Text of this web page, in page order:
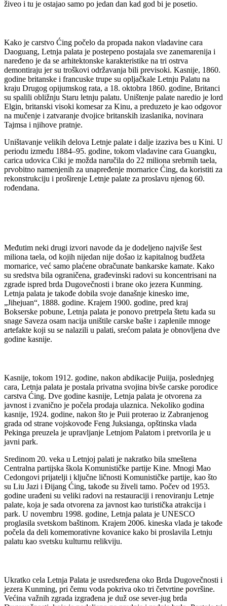
živeo i tu je ostajao samo po jedan dan kad god bi je posetio.
Kako je carstvo Ćing počelo da propada nakon vladavine cara
Daoguang, Letnja palata je postepeno postajala sve zanemarenija i
naređeno je da se arhitektonske karakteristike na tri ostrva
demontiraju jer su troškovi održavanja bili previsoki. Kasnije, 1860.
godine britanske i francuske trupe su opljačkale Letnju Palatu na
kraju Drugog opijumskog rata, a 18. oktobra 1860. godine, Britanci
su spalili obližnju Staru letnju palatu. Uništenje palate naredio je lord
Elgin, britanski visoki komesar za Kinu, a preduzeto je kao odgovor
na mučenje i zatvaranje dvojice britanskih izaslanika, novinara
Tajmsa i njihove pratnje.
Uništavanje velikih delova Letnje palate i dalje izaziva bes u Kini. U
periodu između 1884–95. godine, tokom vladavine cara Guangku,
carica udovica Ciki je možda naručila do 22 miliona srebrnih taela,
prvobitno namenjenih za unapređenje mornarice Ćing, da koristiti za
rekonstrukciju i proširenje Letnje palate za proslavu njenog 60.
rođendana.
Međutim neki drugi izvori navode da je dodeljeno najviše šest
miliona taela, od kojih nijedan nije došao iz kapitalnog budžeta
mornarice, već samo plaćene obračunate bankarske kamate. Kako
su sredstva bila ograničena, građevinski radovi su koncentrisani na
zgrade ispred brda Dugovečnosti i brane oko jezera Kunming.
Letnja palata je takođe dobila svoje današnje kinesko ime,
„Jihejuan“, 1888. godine. Krajem 1900. godine, pred kraj
Bokserske pobune, Letnja palata je ponovo pretrpela štetu kada su
snage Saveza osam nacija uništile carske bašte i zaplenile mnoge
artefakte koji su se nalazili u palati, srećom palata je obnovljena dve
godine kasnije.
Kasnije, tokom 1912. godine, nakon abdikacije Puiija, poslednjeg
cara, Letnja palata je postala privatna svojina bivše carske porodice
carstva Ćing. Dve godine kasnije, Letnja palata je otvorena za
javnost i zvanično je počela prodaja ulaznica. Nekoliko godina
kasnije, 1924. godine, nakon što je Puii proterao iz Zabranjenog
grada od strane vojskovođe Feng Juksianga, opštinska vlada
Pekinga preuzela je upravljanje Letnjom Palatom i pretvorila je u
javni park.
Sredinom 20. veka u Letnjoj palati je nakratko bila smeštena
Centralna partijska škola Komunističke partije Kine. Mnogi Mao
Cedongovi prijatelji i ključne ličnosti Komunističke partije, kao što
su Liu Jazi i Đijang Ćing, takođe su živeli tamo. Počev od 1953.
godine urađeni su veliki radovi na restauraciji i renoviranju Letnje
palate, koja je sada otvorena za javnost kao turistička atrakcija i
park. U novembru 1998. godine, Letnja palata je UNESCO
proglasila svetskom baštinom. Krajem 2006. kineska vlada je takođe
počela da deli komemorativne kovanice kako bi proslavila Letnju
palatu kao svetsku kulturnu relikviju.
Ukratko cela Letnja Palata je usredsređena oko Brda Dugovečnosti i
jezera Kunming, pri čemu voda pokriva oko tri četvrtine površine.
Većina važnih zgrada izgrađena je duž ose sever-jug brda